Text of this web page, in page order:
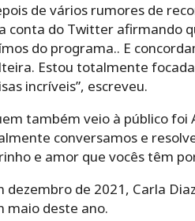
de vários rumores de
conta do Twitter afirmando
do programa.. E
Estou totalmente
incríveis”, escreveu.
também veio à público foi
conversamos e
e amor que vocês têm
dezembro de 2021, Carla
maio deste ano.